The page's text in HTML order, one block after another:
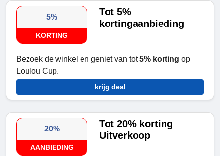
5%
KORTING
Tot 5%
kortingaanbieding
Bezoek de winkel en geniet van tot5% korting op
Loulou Cup.
krijg deal
20%
AANBIEDING
Tot 20% korting
Uitverkoop